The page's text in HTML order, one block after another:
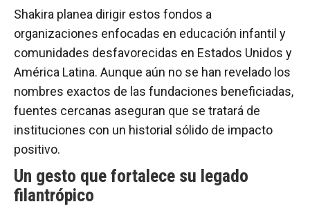
Shakira planea dirigir estos fondos a
organizaciones enfocadas en educación infantil y
comunidades desfavorecidas en Estados Unidos y
América Latina. Aunque aún no se han revelado los
nombres exactos de las fundaciones beneficiadas,
fuentes cercanas aseguran que se tratará de
instituciones con un historial sólido de impacto
positivo.
Un gesto que fortalece su legado
filantrópico